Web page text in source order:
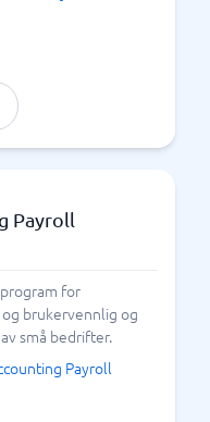
Payroll
for
brukervennlig og
små bedrifter.
Payroll